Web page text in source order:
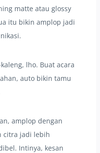
matte atau glossy
itu bikin amplop jadi
lho. Buat acara
auto bikin tamu
amplop dengan
citra jadi lebih
Intinya, kesan